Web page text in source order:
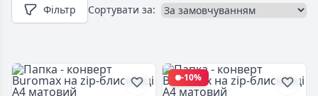
Фільтр Сортувати за:
-10%